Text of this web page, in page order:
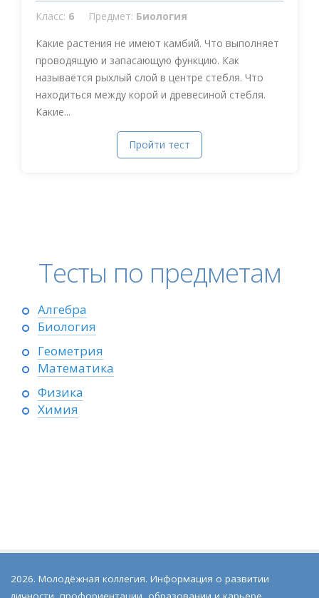
Класс: 6 Предмет: Биология
Какие растения не имеют камбий. Что выполняет
проводящую и запасающую функцию. Как
называется рыхлый слой в центре стебля. Что
находиться между корой и древесиной стебля.
Какие...
Пройти тест
Тесты по предметам
Алгебра
Биология
Геометрия
Математика
Физика
Химия
2026. Молодёжная коллегия. Информация о развитии